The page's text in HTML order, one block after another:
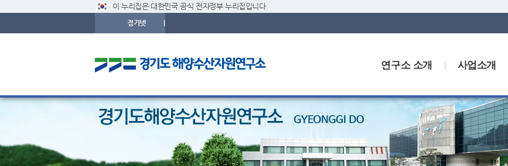
이 누리집은 대한민국 공식 전자정부 누리집입니다.
경기넷
사업소개
연구소 소개